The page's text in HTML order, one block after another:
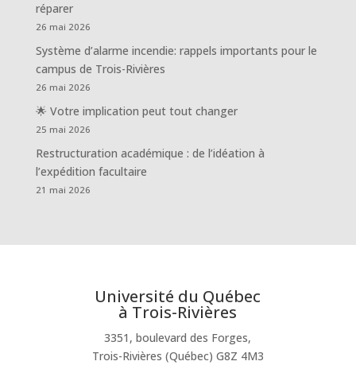
réparer
26 mai 2026
Système d’alarme incendie: rappels importants pour le
campus de Trois-Rivières
26 mai 2026
🌟 Votre implication peut tout changer
25 mai 2026
Restructuration académique : de l’idéation à
l’expédition facultaire
21 mai 2026
Université du Québec
à Trois-Rivières
3351, boulevard des Forges,
Trois-Rivières (Québec) G8Z 4M3